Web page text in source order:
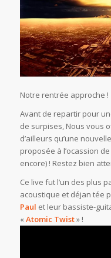
Notre rentrée approche !
Avant de repartir pour
de surpises, Nous vous
d’ailleurs qu’une nouvelle
proposée à l’ocassion
encore) ! Restez bien
Ce live fut l’un des plus
acoustique et déjan tée
Paul et leur bassiste-
«Atomic Twist» !